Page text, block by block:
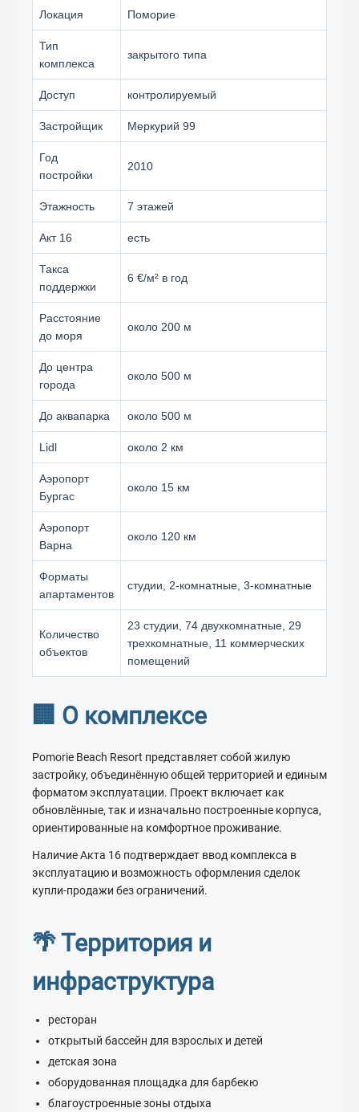
Локация Поморие
Тип
комплекса
закрытого типа
Доступ контролируемый
Застройщик Меркурий 99
Год
постройки
2010
Этажность 7 этажей
Акт 16 есть
Такса
поддержки
6 €/м² в год
Расстояние
до моря
около 200 м
До центра
города
около 500 м
До аквапарка около 500 м
Lidl около 2 км
Аэропорт
Бургас
около 15 км
Аэропорт
Варна
около 120 км
Форматы
апартаментов
студии, 2-комнатные, 3-комнатные
Количество
объектов
23 студии, 74 двухкомнатные, 29
трехкомнатные, 11 коммерческих
помещений
🏢 О комплексе
Pomorie Beach Resort представляет собой жилую
застройку, объединённую общей территорией и единым
форматом эксплуатации. Проект включает как
обновлённые, так и изначально построенные корпуса,
ориентированные на комфортное проживание.
Наличие Акта 16 подтверждает ввод комплекса в
эксплуатацию и возможность оформления сделок
купли-продажи без ограничений.
🌴 Территория и
инфраструктура
ресторан
открытый бассейн для взрослых и детей
детская зона
оборудованная площадка для барбекю
благоустроенные зоны отдыха